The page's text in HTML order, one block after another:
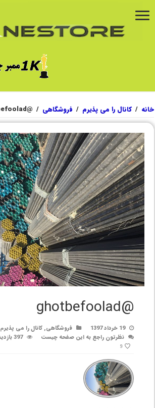
خانه / کانال را می پذیرم / فروشگاهی /
@ghotbefoolad
@ghotbefoolad
19 خرداد 1397 فروشگاهی,کانال را می پذیرم
نظرتون راجع به این صفحه چیست
397 بازدید
9